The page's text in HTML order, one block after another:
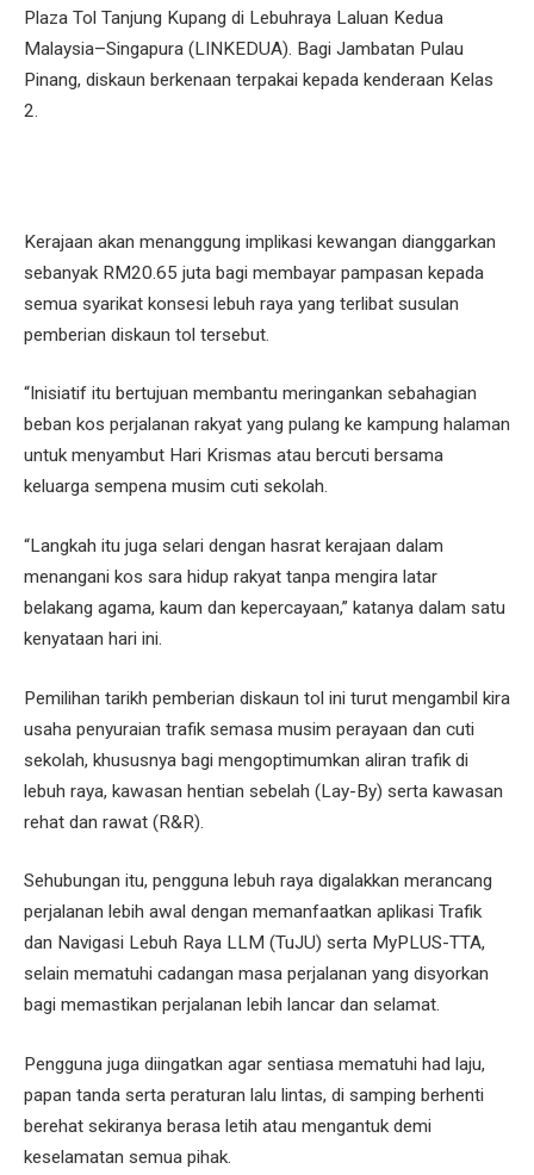
Plaza Tol Tanjung Kupang di Lebuhraya Laluan Kedua
Malaysia–Singapura (LINKEDUA). Bagi Jambatan Pulau
Pinang, diskaun berkenaan terpakai kepada kenderaan Kelas
2.
Kerajaan akan menanggung implikasi kewangan dianggarkan
sebanyak RM20.65 juta bagi membayar pampasan kepada
semua syarikat konsesi lebuh raya yang terlibat susulan
pemberian diskaun tol tersebut.
“Inisiatif itu bertujuan membantu meringankan sebahagian
beban kos perjalanan rakyat yang pulang ke kampung halaman
untuk menyambut Hari Krismas atau bercuti bersama
keluarga sempena musim cuti sekolah.
“Langkah itu juga selari dengan hasrat kerajaan dalam
menangani kos sara hidup rakyat tanpa mengira latar
belakang agama, kaum dan kepercayaan,” katanya dalam satu
kenyataan hari ini.
Pemilihan tarikh pemberian diskaun tol ini turut mengambil kira
usaha penyuraian trafik semasa musim perayaan dan cuti
sekolah, khususnya bagi mengoptimumkan aliran trafik di
lebuh raya, kawasan hentian sebelah (Lay-By) serta kawasan
rehat dan rawat (R&R).
Sehubungan itu, pengguna lebuh raya digalakkan merancang
perjalanan lebih awal dengan memanfaatkan aplikasi Trafik
dan Navigasi Lebuh Raya LLM (TuJU) serta MyPLUS-TTA,
selain mematuhi cadangan masa perjalanan yang disyorkan
bagi memastikan perjalanan lebih lancar dan selamat.
Pengguna juga diingatkan agar sentiasa mematuhi had laju,
papan tanda serta peraturan lalu lintas, di samping berhenti
berehat sekiranya berasa letih atau mengantuk demi
keselamatan semua pihak.